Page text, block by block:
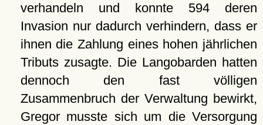
verhandeln und konnte 594 deren
Invasion nur dadurch verhindern, dass er
ihnen die Zahlung eines hohen jährlichen
Tributs zusagte. Die Langobarden hatten
dennoch den fast völligen
Zusammenbruch der Verwaltung bewirkt,
Gregor musste sich um die Versorgung